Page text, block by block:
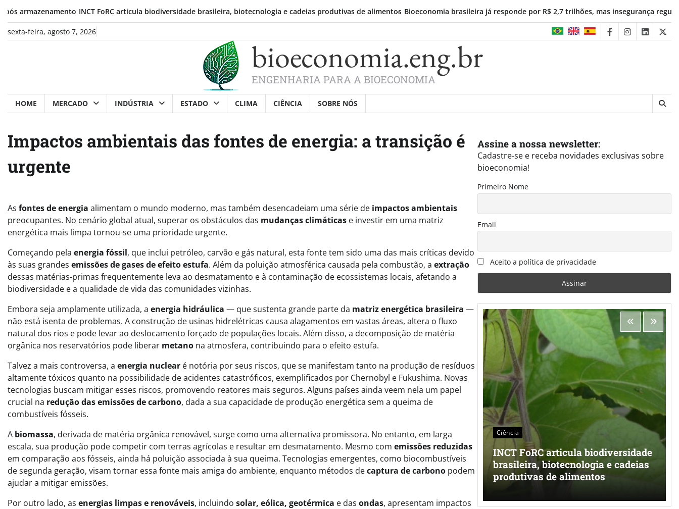
content
INCT FoRC articula biodiversidade brasileira, biotecnologia e cadeias produtivas de alimentos Bioeconomia brasileira já responde por R$ 2,7 trilhões, mas insegurança regulatória
sexta-feira, agosto 7, 2026 facebookinstagram
linkedin
bioeconomia.eng.br
ENGENHARIA PARA A BIOECONOMIA
HOME MERCADO INDÚSTRIA ESTADO CLIMA CIÊNCIA SOBRE NÓS
Impactos ambientais das fontes de energia: a transição é
urgente
As fontes de energia alimentam o mundo moderno, mas também desencadeiam uma série de impactos ambientais
preocupantes. No cenário global atual, superar os obstáculos das mudanças climáticas e investir em uma matriz
energética mais limpa tornou-se uma prioridade urgente.
Começando pela energia fóssil, que inclui petróleo, carvão e gás natural, esta fonte tem sido uma das mais críticas devido
às suas grandes emissões de gases de efeito estufa. Além da poluição atmosférica causada pela combustão, a extração
dessas matérias-primas frequentemente leva ao desmatamento e à contaminação de ecossistemas locais, afetando a
biodiversidade e a qualidade de vida das comunidades vizinhas.
Embora seja amplamente utilizada, a energia hidráulica — que sustenta grande parte da matriz energética brasileira —
não está isenta de problemas. A construção de usinas hidrelétricas causa alagamentos em vastas áreas, altera o fluxo
natural dos rios e pode levar ao deslocamento forçado de populações locais. Além disso, a decomposição de matéria
orgânica nos reservatórios pode liberar metano na atmosfera, contribuindo para o efeito estufa.
Talvez a mais controversa, a energia nuclear é notória por seus riscos, que se manifestam tanto na produção de resíduos
altamente tóxicos quanto na possibilidade de acidentes catastróficos, exemplificados por Chernobyl e Fukushima. Novas
tecnologias buscam mitigar esses riscos, promovendo reatores mais seguros. Alguns países ainda veem nela um papel
crucial na redução das emissões de carbono, dada a sua capacidade de produção energética sem a queima de
combustíveis fósseis.
A biomassa, derivada de matéria orgânica renovável, surge como uma alternativa promissora. No entanto, em larga
escala, sua produção pode competir com terras agrícolas e resultar em desmatamento. Mesmo com emissões reduzidas
em comparação aos fósseis, ainda há poluição associada à sua queima. Tecnologias emergentes, como biocombustíveis
de segunda geração, visam tornar essa fonte mais amiga do ambiente, enquanto métodos decaptura de carbono podem
ajudar a mitigar emissões.
Por outro lado, as energias limpas e renováveis, incluindo solar, eólica, geotérmica e das ondas, apresentam impactos
Assine a nossa newsletter:
Cadastre-se e receba novidades exclusivas sobre
bioeconomia!
Primeiro Nome
Email
Aceito a política de privacidade
LibTalks Amazônia encerra
circuito em Palmas com debate
sobre biomassa residual, economia
circular e capital para inovação
Ciência
INCT FoRC articula biodiversidade
brasileira, biotecnologia e cadeias
produtivas de alimentos